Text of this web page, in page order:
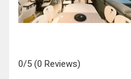
0/5 (0 Reviews)